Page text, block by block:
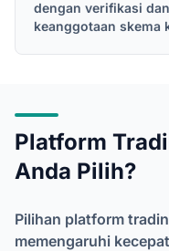
dengan verifikasi
keanggotaan skema
Platform
Anda Pilih?
Pilihan platform
memengaruhi